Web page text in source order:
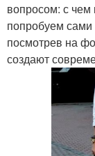
вопросом: с чем
попробуем сами
посмотрев на
создают